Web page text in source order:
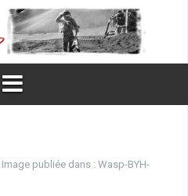
Image publiée dans : Wasp-BYH-